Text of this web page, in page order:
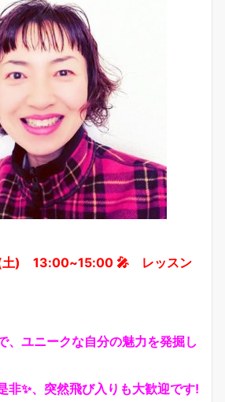
土) 13:00~15:00 🎤 レッスン
、ユニークな自分の魅力を発掘し
非✨、突然飛び入りも大歓迎です!